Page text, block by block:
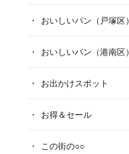
おいしいパン（戸塚区）
おいしいパン（港南区）
お出かけスポット
お得＆セール
この街の○○